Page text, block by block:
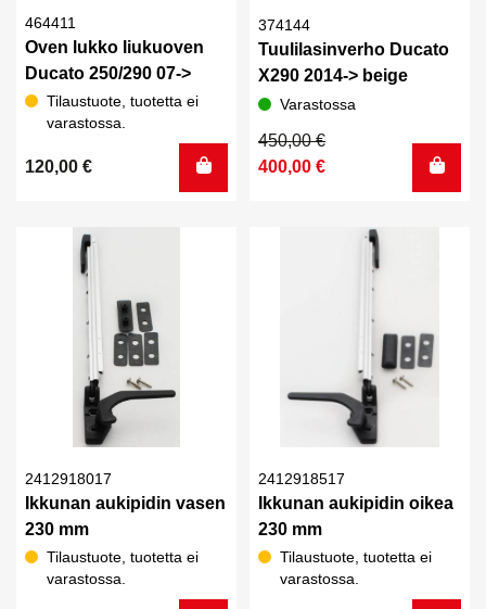
464411
Oven lukko liukuoven
Ducato 250/290 07->
Tilaustuote, tuotetta ei
varastossa.
120,00 €
374144
Tuulilasinverho Ducato
X290 2014-> beige
Varastossa
450,00€
Alkuperäinen
hinta
400,00 €
Nykyinen
hinta
2412918017
Ikkunan aukipidin vasen
230 mm
Tilaustuote, tuotetta ei
varastossa.
2412918517
Ikkunan aukipidin oikea
230 mm
Tilaustuote, tuotetta ei
varastossa.